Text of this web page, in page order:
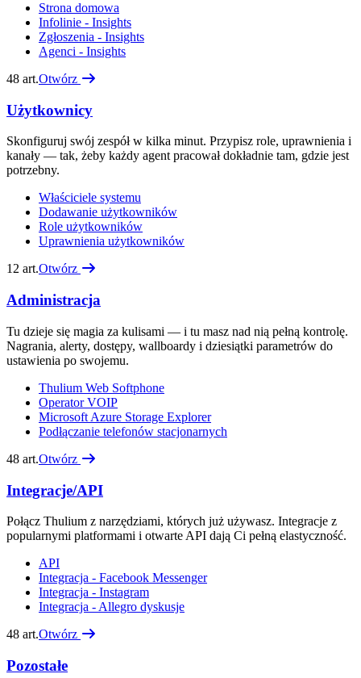
Strona domowa
Infolinie - Insights
Zgłoszenia - Insights
Agenci - Insights
48 art.Otwórz
Użytkownicy
Skonfiguruj swój zespół w kilka minut. Przypisz role, uprawnienia i
kanały — tak, żeby każdy agent pracował dokładnie tam, gdzie jest
potrzebny.
Właściciele systemu
Dodawanie użytkowników
Role użytkowników
Uprawnienia użytkowników
12 art.Otwórz
Administracja
Tu dzieje się magia za kulisami — i tu masz nad nią pełną kontrolę.
Nagrania, alerty, dostępy, wallboardy i dziesiątki parametrów do
ustawienia po swojemu.
Thulium Web Softphone
Operator VOIP
Microsoft Azure Storage Explorer
Podłączanie telefonów stacjonarnych
48 art.Otwórz
Integracje/API
Połącz Thulium z narzędziami, których już używasz. Integracje z
popularnymi platformami i otwarte API dają Ci pełną elastyczność.
API
Integracja - Facebook Messenger
Integracja - Instagram
Integracja - Allegro dyskusje
48 art.Otwórz
Pozostałe